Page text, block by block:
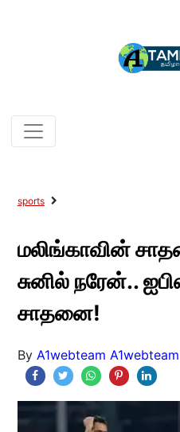
sports
மலிங்காவின்
சுனில் நரேன்..
சாதனை!
By A1webteam A1webteam